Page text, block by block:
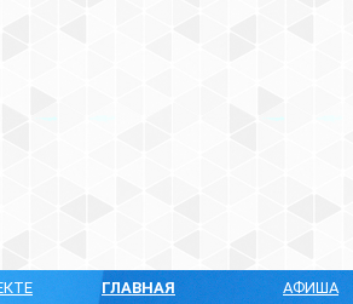
ГЛАВНАЯ
АФИША